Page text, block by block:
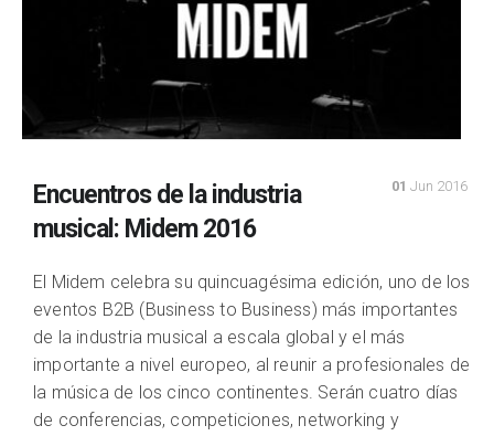
01 Jun 2016
Encuentros de la industria
musical: Midem 2016
El Midem celebra su quincuagésima edición, uno de los
eventos B2B (Business to Business) más importantes
de la industria musical a escala global y el más
importante a nivel europeo, al reunir a profesionales de
la música de los cinco continentes. Serán cuatro días
de conferencias, competiciones, networking y